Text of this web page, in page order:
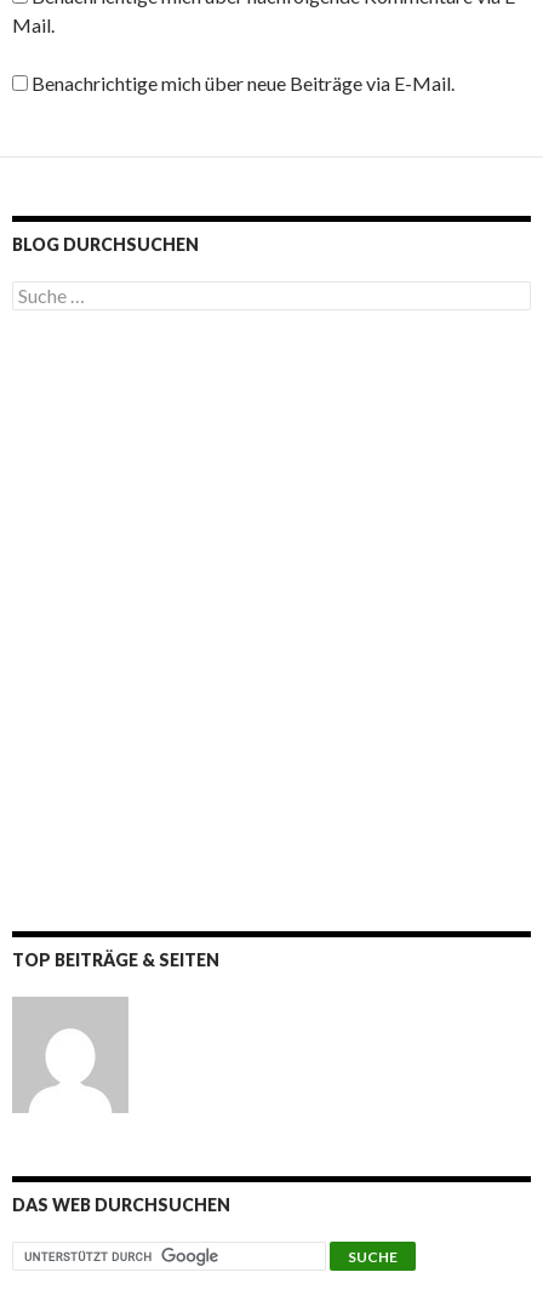
Mail.
Benachrichtige mich über neue Beiträge via E-Mail.
BLOG DURCHSUCHEN
S
u
TOP BEITRÄGE & SEITEN
DAS WEB DURCHSUCHEN